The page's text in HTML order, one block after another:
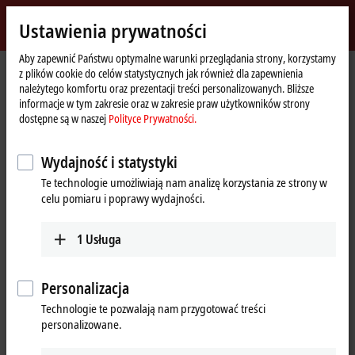
Beckhoff
-
New
Automation
Technology
Strona
główna
Przedsiębiorstwo Nowości Liquid mixing with XPlanar mover
Kliknięcie przycisku „Akceptuj” spowoduje wyświetlenie filmu i
dostosowanie ustawień sfery prywatnej, podczas tych czynności
nastąpi załadowanie zewnętrznych treści Vimeo. Zapoznaj się z
nasząPolityce Prywatności.
Dec 22, 2022
Liquid mixing with XPlanar mover
Ustawienia prywatności
Aby zapewnić Państwu optymalne warunki przeglądania strony, korzystamy
z plików cookie do celów statystycznych jak również dla zapewnienia
należytego komfortu oraz prezentacji treści personalizowanych. Bliższe
informacje w tym zakresie oraz w zakresie praw użytkowników strony
dostępne są w naszej Polityce Prywatności.
Wydajność i statystyki
Te technologie umożliwiają nam analizę korzystania ze strony w
celu pomiaru i poprawy wydajności.
1 Usługa
Personalizacja
Technologie te pozwalają nam przygotować treści
personalizowane.